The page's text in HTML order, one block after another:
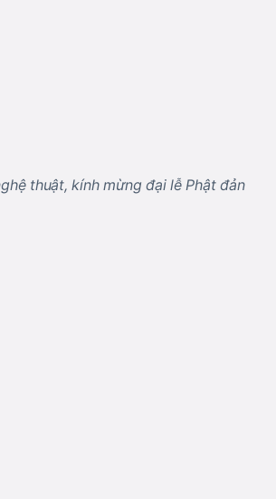
thuật, kính mừng đại lễ Phật đản